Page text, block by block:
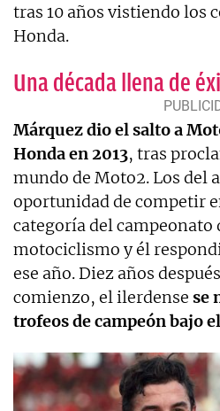
tras 10 años vistiendo los
Honda.
Una década llena de
Márquez dio el salto a
Honda en 2013, tras
mundo de Moto2. Los del
oportunidad de competir
categoría del campeonato
motociclismo y él
ese año. Diez años
comienzo, el ilerdense se
trofeos de campeón bajo